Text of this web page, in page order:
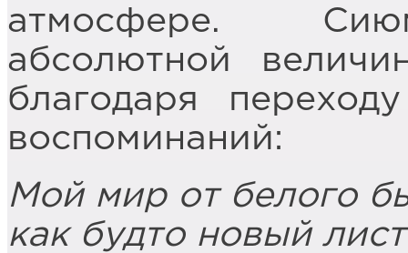
атмосфере.
абсолютной
благодаря
воспоминаний:
Мой мир от белого
как будто новый